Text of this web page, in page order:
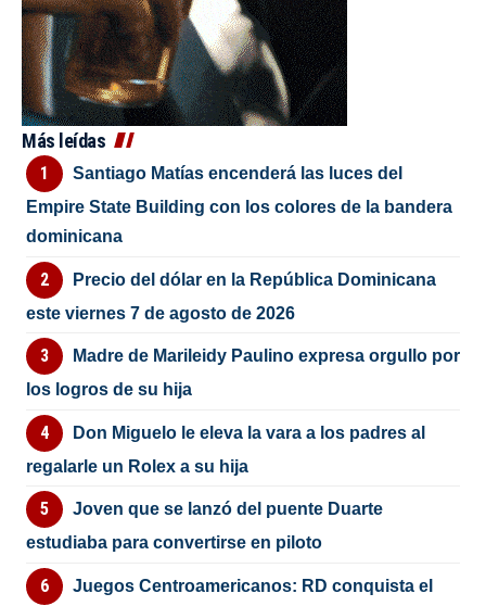
Más leídas
Santiago Matías encenderá las luces del
Empire State Building con los colores de la bandera
dominicana
Precio del dólar en la República Dominicana
este viernes 7 de agosto de 2026
Madre de Marileidy Paulino expresa orgullo por
los logros de su hija
Don Miguelo le eleva la vara a los padres al
regalarle un Rolex a su hija
Joven que se lanzó del puente Duarte
estudiaba para convertirse en piloto
Juegos Centroamericanos: RD conquista el